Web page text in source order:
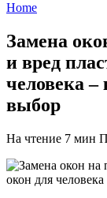
Home
Замена
и вред
человека
выбор
На чтение 7 мин